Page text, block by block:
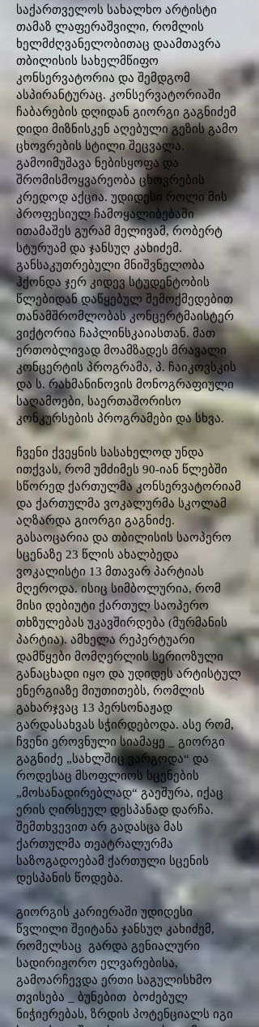
საქართველოს სახალხო არტისტი
თამაზ ლაფერაშვილი, რომლის
ხელმძღვანელობითაც დაამთავრა
თბილისის სახელმწიფო
კონსერვატორია და შემდგომ
ასპირანტურაც. კონსერვატორიაში
ჩაბარების დღიდან გიორგი გაგნიძემ
დიდი მიზნისკენ აღებული გეზის გამო
ცხოვრების სტილი შეცვალა.
გამოიმუშავა ნებისყოფა და
შრომისმოყვარეობა ცხოვრების
კრედოდ აქცია. უდიდესი როლი მის
პროფესიულ ჩამოყალიბებაში
ითამაშეს გურამ მელივამ, რობერტ
სტურუამ და ჯანსუღ კახიძემ.
განსაკუთრებული მნიშვნელობა
ჰქონდა ჯერ კიდევ სტუდენტობის
წლებიდან დაწყებულ შემოქმედებით
თანამშრომლობას კონცერტმაისტერ
ვიქტორია ჩაპლინსკაიასთან. მათ
ერთობლივად მოამზადეს მრავალი
კონცერტის პროგრამა, პ. ჩაიკოვსკის
და ს. რახმანინოვის მონოგრაფიული
საღამოები, საერთაშორისო
კონკურსების პროგრამები და სხვა.
ჩვენი ქვეყნის სასახელოდ უნდა
ითქვას, რომ უმძიმეს 90-იან წლებში
სწორედ ქართულმა კონსერვატორიამ
და ქართულმა ვოკალურმა სკოლამ
აღზარდა გიორგი გაგნიძე.
გასაოცარია და თბილისის საოპერო
სცენაზე 23 წლის ახალბედა
ვოკალისტი 13 მთავარ პარტიას
მღეროდა. ისიც სიმბოლურია, რომ
მისი დებიუტი ქართულ საოპერო
თხზულებას უკავშირდება (მურმანის
პარტია). ამხელა რეპერტუარი
დამწყები მომღერლის სერიოზული
განაცხადი იყო და უდიდეს არტისტულ
ენერგიაზე მიუთითებს, რომლის
გახარჯვაც 13 პერსონაჟად
გარდასახვას სჭირდებოდა. ასე რომ,
ჩვენი ეროვნული სიამაყე _ გიორგი
გაგნიძე „სახლშიც ვარგოდა“ და
როდესაც მსოფლიოს სცენების
„მოსანადირებლად“ გაეშურა, იქაც
ერის ღირსეულ დესპანად დარჩა.
შემთხვევით არ გადასცა მას
ქართულმა თეატრალურმა
საზოგადოებამ ქართული სცენის
დესპანის წოდება.
გიორგის კარიერაში უდიდესი
წვლილი შეიტანა ჯანსუღ კახიძემ,
რომელსაც გარდა გენიალური
სადირიჟორო ელვარებისა,
გამოარჩევდა ერთი საგულისხმო
თვისება _ ბუნებით ბოძებულ
ნიჭიერებას, ზრდის პოტენციალს იგი